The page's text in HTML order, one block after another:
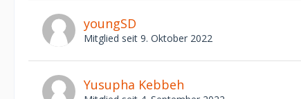
youngSD
Mitglied seit 9. Oktober 2022
Yusupha Kebbeh